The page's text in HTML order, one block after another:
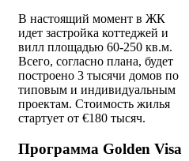
В настоящий момент в ЖК
идет застройка коттеджей и
вилл площадью 60-250 кв.м.
Всего, согласно плана, будет
построено 3 тысячи домов по
типовым и индивидуальным
проектам. Стоимость жилья
стартует от €180 тысяч.
Программа Golden Visa